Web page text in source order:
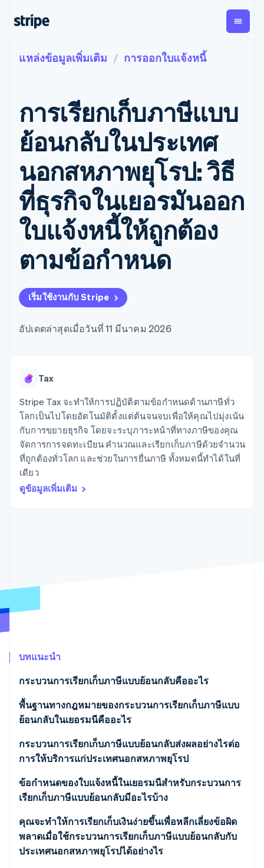
การชำระเงิน
การชำระเงิน
ออนไลน์
Payment links
การชำระเงิน
เขียนโค้ด
Checkout
UI การชำระ
เงินสำเร็จรูป
Elements
องค์ประกอบ UI
ที่ยืดหยุ่น
วิธีการชำระ
เข้าถึงได้
มากกว่า 125
Boost
ยกระดับการ
ยอมรับการ
การชำระเงินที่
รายรับ
รายรับตาม
แบบแผนล่วง
หน้า
Metronome
การเรียกเก็บ
ใช้งาน
การชำระเงิน
ตามรอบบิล
การชำระเงิน
ตามรอบบิล
Invoicing
ครั้งเดียวหรือ
ตามแบบแผน
คิดภาษีการ
ขายและ VAT
Recognition
ระบบ
สำหรับการ
Stripe
การซิงค์
ข้อมูล
การ
Global
เบิกจ่าย
ให้กับ
บุคคลที่
สาม
เพิ่มเติม
Product roadmap
ดูสิ่งที่กำลังจะมาถึง
Radar
การป้องกันการฉ้อโกง
AI อย่างไร
ตามขั้น
ตามกรณีใช้งาน
การค้าแบบใช้เอเจนต์
อีคอมเมิร์ซ
บริการทางการเงินที่ผสาน
รวมในตัว
การทำงานอัตโนมัติด้าน
การเงิน
ธุรกิจทั่วโลก
การชำระเงินในแอป
มาร์เก็ตเพลส
การจัดการเงิน
แพลตฟอร์ม
ตามอุตสาหกรรม
บริษัท AI
และสันทนาการ
ประกันภัย
สื่อและความบันเทิง
องค์กรไม่แสวงผลกำไร
บริการเฉพาะทาง
ภาครัฐ
ธุรกิจค้าปลีก
เอกสารประกอบ
ไลบรารีและ SDK
Stripe Apps
คู่มือ
รับการชำระเงินออนไลน์
ติดตั้งใช้งานการชำระเงิน
สำเร็จรูป
สร้างแพลตฟอร์มหรือ
มาร์เก็ตเพลส
จัดการการชำระเงินตาม
รอบบิล
เสนอการเรียกเก็บเงินตาม
การใช้งาน
รองรับอยู่
จัดเตรียมและจัดการ
แอป
ตัวอย่างโค้ด
บล็อกของนักพัฒนา
สถานะ API
เรียนรู้
คู่มือ
การสนับสนุน
รับการสนับสนุน
แพ็กเกจการสนับสนุนที่ได้
รับการจัดการ
บริการเฉพาะทาง
บริษัท
การประชุมประจำปีแบบ
เซสชัน
ห้องข่าว
Stripe Press
ติดต่อฝ่ายขาย
สมัครเป็นพาร์ทเนอร์
แหล่งข้อมูลเพิ่มเติม การออกใบแจ้งหนี้
การเรียกเก็บภาษีแบบ
ย้อนกลับในประเทศ
นอกสหภาพยุโรป: วิธี
ที่ธุรกิจในเยอรมันออก
ใบแจ้งหนี้ให้ถูกต้อง
ตามข้อกำหนด
เริ่มใช้งานกับ Stripe
อัปเดตล่าสุดเมื่อวันที่ 11 มีนาคม 2026
Tax
Stripe Tax จะทำให้การปฏิบัติตามข้อกำหนดด้านภาษีทั่ว
โลกเป็นไปโดยอัตโนมัติตั้งแต่ต้นจนจบเพื่อให้คุณไปมุ่งเน้น
กับการขยายธุรกิจ โดยจะระบุภาระหน้าที่ทางภาษีของคุณ
จัดการการจดทะเบียน คำนวณและเรียกเก็บภาษีด้วยจำนวน
ที่ถูกต้องทั่วโลก และช่วยในการยื่นภาษี ทั้งหมดนี้ทำได้ในที่
เดียว
ดูข้อมูลเพิ่มเติม
บทแนะนำ
กระบวนการเรียกเก็บภาษีแบบย้อนกลับคืออะไร
การประยุกต์ใช้กระบวนการเรียกเก็บภาษีแบบย้อนกลับ
พื้นฐานทางกฎหมายของกระบวนการเรียกเก็บภาษีแบบ
ย้อนกลับในเยอรมนีคืออะไร
กระบวนการเรียกเก็บภาษีแบบย้อนกลับส่งผลอย่างไรต่อ
การให้บริการแก่ประเทศนอกสหภาพยุโรป
ภาระด้านภาษีสำหรับการให้บริการแก่ประเทศนอก
สหภาพยุโรป
การเรียกเก็บภาษีแบบย้อนกลับในประเทศนอกสหภาพ
ยุโรป: กรณีศึกษาของสวิตเซอร์แลนด์
ข้อกำหนดของใบแจ้งหนี้ในเยอรมนีสำหรับกระบวนการ
เรียกเก็บภาษีแบบย้อนกลับมีอะไรบ้าง
คุณจะทำให้การเรียกเก็บเงินง่ายขึ้นเพื่อหลีกเลี่ยงข้อผิด
พลาดเมื่อใช้กระบวนการเรียกเก็บภาษีแบบย้อนกลับกับ
ประเทศนอกสหภาพยุโรปได้อย่างไร